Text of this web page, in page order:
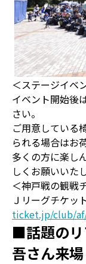
＜ステージイベ
イベント開始後
さい。
ご用意している
られる場合はお
多くの方に楽し
しくお願いいた
＜神戸戦の観戦
Ｊリーグチケッ
ticket.jp/club/
■話題の
吾さん来場